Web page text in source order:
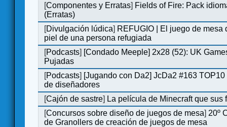
[Componentes y Erratas] Fields of Fire: Pack
(Erratas)
[Divulgación lúdica] REFUGIO | El juego de mesa
piel de una persona refugiada
[Podcasts] [Condado Meeple] 2x28 (52): UK
Pujadas
[Podcasts] [Jugando con Da2] JcDa2 #163
de diseñadores
[Cajón de sastre] La película de Minecraft que sus
[Concursos sobre diseño de juegos de mesa] 20º
de Granollers de creación de juegos de mesa